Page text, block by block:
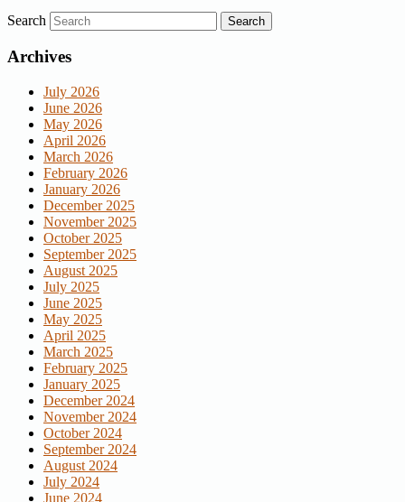
Search
Archives
July 2026
June 2026
May 2026
April 2026
March 2026
February 2026
January 2026
December 2025
November 2025
October 2025
September 2025
August 2025
July 2025
June 2025
May 2025
April 2025
March 2025
February 2025
January 2025
December 2024
November 2024
October 2024
September 2024
August 2024
July 2024
June 2024